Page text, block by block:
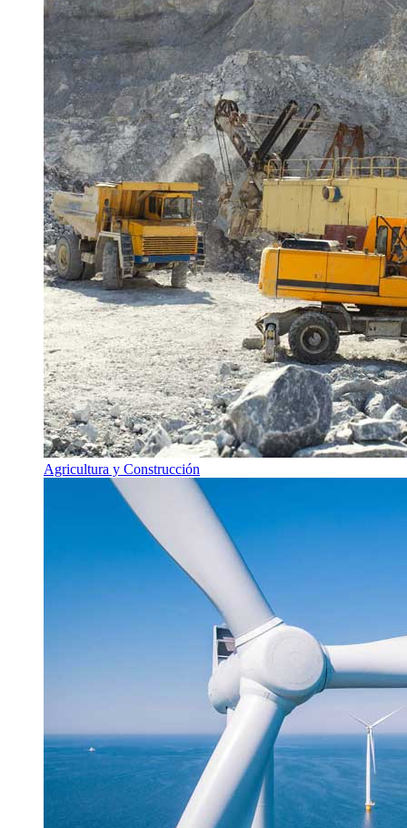
Agricultura y Construcción